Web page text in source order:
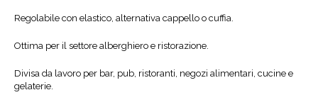
Regolabile con elastico, alternativa cappello o cuffia.
Ottima per il settore alberghiero e ristorazione.
Divisa da lavoro per bar, pub, ristoranti, negozi alimentari, cucine e
gelaterie.